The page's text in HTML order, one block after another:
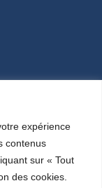
expérience
contenus
sur « Tout
des cookies.